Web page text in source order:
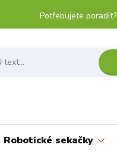
Potřebujete poradit?
Robotické sekačky